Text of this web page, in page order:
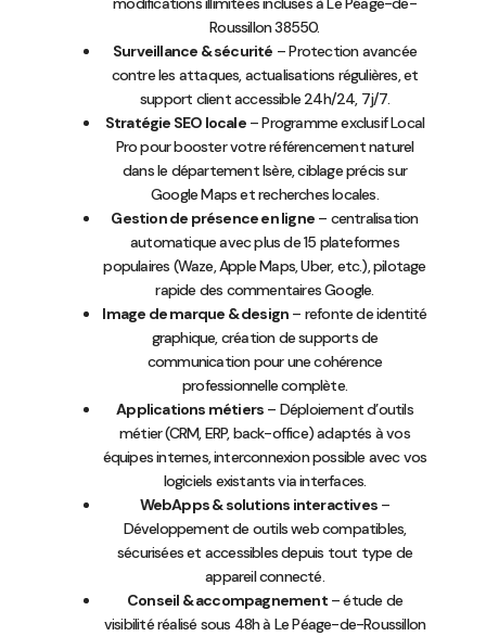
Roussillon 38550.
Surveillance & sécurité – Protection avancée
contre les attaques, actualisations régulières, et
support client accessible 24h/24, 7j/7.
Stratégie SEO locale– Programme exclusif Local
Pro pour booster votre référencement naturel
dans le département Isère, ciblage précis sur
Google Maps et recherches locales.
Gestion de présence en ligne – centralisation
automatique avec plus de 15 plateformes
populaires (Waze, Apple Maps, Uber, etc.), pilotage
rapide des commentaires Google.
Image de marque & design – refonte de identité
graphique, création de supports de
communication pour une cohérence
professionnelle complète.
Applications métiers – Déploiement d’outils
métier (CRM, ERP, back-office) adaptés à vos
équipes internes, interconnexion possible avec vos
logiciels existants via interfaces.
WebApps & solutions interactives –
Développement de outils web compatibles,
sécurisées et accessibles depuis tout type de
appareil connecté.
Conseil & accompagnement– étude de
visibilité réalisé sous 48h à Le Péage-de-Roussillon